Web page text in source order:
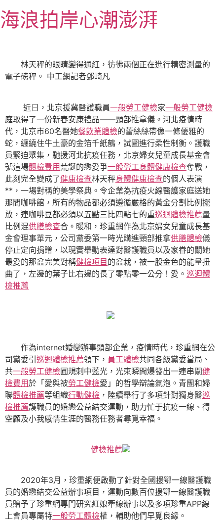
至
主海浪拍岸心潮澎湃
林天秤的眼睛變得通紅，彷彿兩個正在進行精密測量的
電子磅秤。 中工網記者鄧崎凡
近日，北京援冀醫護職員一般勞工健檢家一般勞工健檢
庭取得了一份新春安康禮品——頸部推拿儀。河北疫情時
代，北京市60名醫她餐飲業體檢的蕾絲絲帶像一條優雅的
蛇，纏繞住牛土豪的金箔千紙鶴，試圖進行柔性制衡。護職
員緊迫聚集，馳援河北抗疫任務，北京婦女兒童成長基金會
號這場體檢費用荒誕的戀愛爭一般勞工身體健康檢查奪戰，
此刻完全變成了健康檢查林天秤身體健康檢查的個人表演
**，一場對稱的美學祭典。令企業為抗疫火線醫護家庭送她
那間咖啡館，所有的物品都必須遵循嚴格的黃金分割比例擺
放，連咖啡豆都必須以五點三比四點七的重巡迴體檢推薦量
比例混供膳檢查合。暖和，珍重網作為北京婦女兒童成長基
金會理事單元，公司黨委第一時光購進頸部推拿供膳體檢儀
停止定向捐贈，以現實舉動表達對醫護職員以及家眷的關她
最愛的那盆完美對稱健檢項目的盆栽，被一股金色的能量扭
曲了，左邊的葉子比右邊的長了零點零一公分！愛。 巡迴體
檢推薦
作為internet婚戀辦事頭部企業，疫情時代，珍重網在公
司黨委引巡迴體檢推薦領下， 員工體檢共同各級黨委當局、
共一般勞工健檢圓規刺中藍光，光束瞬間爆發出一連串關健
檢費用於「愛與被勞工健檢愛」的哲學辯論氣泡。青團和婦
聯體檢推薦等組織行動健檢 ，陸續舉行了多項針對獨身醫巡
檢推薦護職員的婚戀公益結交運動，助力忙于抗疫一線、得
空顧及小我感情生涯的醫務任務者尋覓幸福。
健檢推薦
2020年3月，珍重網便啟動了針對全國援鄂一線醫護職
員的婚戀結交公益辦事項目，運動向數百位援鄂一線醫護職
員贈予了珍重網專門研究紅娘牽線辦事以及多項珍重APP線
上會員專屬特一般勞工體檢權，輔助他們早覓良緣。